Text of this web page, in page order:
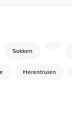
Sokken
Herentruien